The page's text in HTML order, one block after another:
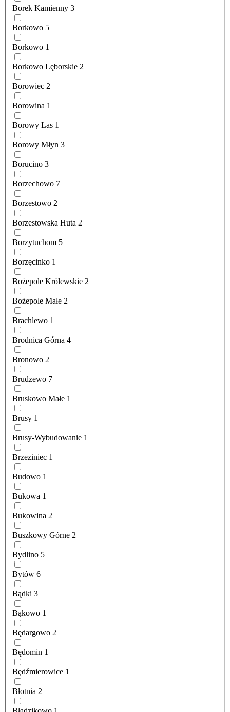
Borek Kamienny 3
Borkowo 5
Borkowo 1
Borkowo Lęborskie 2
Borowiec 2
Borowina 1
Borowy Las 1
Borowy Młyn 3
Borucino 3
Borzechowo 7
Borzestowo 2
Borzestowska Huta 2
Borzytuchom 5
Borzęcinko 1
Bożepole Królewskie 2
Bożepole Małe 2
Brachlewo 1
Brodnica Górna 4
Bronowo 2
Brudzewo 7
Bruskowo Małe 1
Brusy 1
Brusy-Wybudowanie 1
Brzeziniec 1
Budowo 1
Bukowa 1
Bukowina 2
Buszkowy Górne 2
Bydlino 5
Bytów 6
Bądki 3
Bąkowo 1
Będargowo 2
Będomin 1
Będźmierowice 1
Błotnia 2